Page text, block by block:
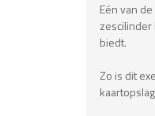
Eén van
biedt.
Zo is dit